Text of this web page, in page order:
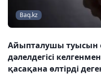
Baq.kz
Айыпталушы туысын
дәлелдегісі
қасақана өлтірді